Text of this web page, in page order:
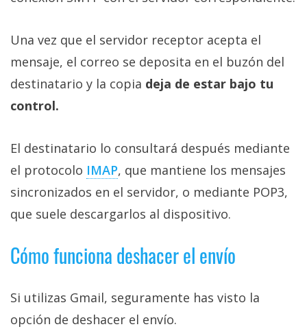
Una vez que el servidor receptor acepta el
mensaje, el correo se deposita en el buzón del
destinatario y la copia deja de estar bajo tu
control.
El destinatario lo consultará después mediante
el protocolo IMAP‎, que mantiene los mensajes
sincronizados en el servidor, o mediante POP3,
que suele descargarlos al dispositivo.
Cómo funciona deshacer el envío
Si utilizas Gmail, seguramente has visto la
opción de deshacer el envío.